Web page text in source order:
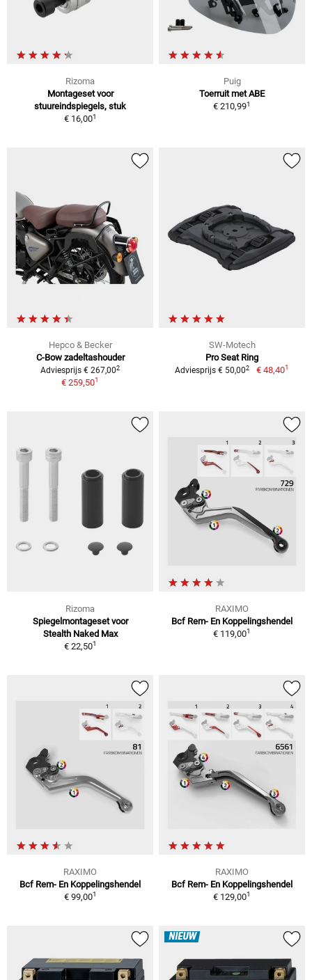
Rizoma
Montageset voor
stuureindspiegels, stuk
€ 16,001
Puig
Toerruit met ABE
€ 210,991
Hepco & Becker
C-Bow zadeltashouder
Adviesprijs € 267,002
€ 259,501
SW-Motech
Pro Seat Ring
Adviesprijs € 50,002 € 48,401
Rizoma
Spiegelmontageset voor
Stealth Naked Max
€ 22,501
RAXIMO
Bcf Rem- En Koppelingshendel
€ 119,001
RAXIMO
Bcf Rem- En Koppelingshendel
€ 99,001
RAXIMO
Bcf Rem- En Koppelingshendel
€ 129,001
NIEUW